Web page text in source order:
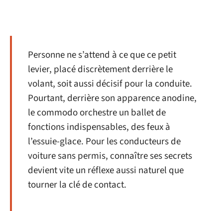
Personne ne s’attend à ce que ce petit
levier, placé discrètement derrière le
volant, soit aussi décisif pour la conduite.
Pourtant, derrière son apparence anodine,
le commodo orchestre un ballet de
fonctions indispensables, des feux à
l’essuie-glace. Pour les conducteurs de
voiture sans permis, connaître ses secrets
devient vite un réflexe aussi naturel que
tourner la clé de contact.